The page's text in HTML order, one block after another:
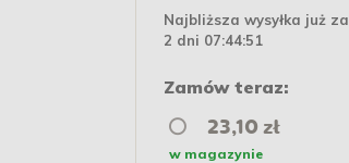
Najbliższa wysyłka już za
2 dni 07:44:50
Zamów teraz:
23,10 zł
w magazynie